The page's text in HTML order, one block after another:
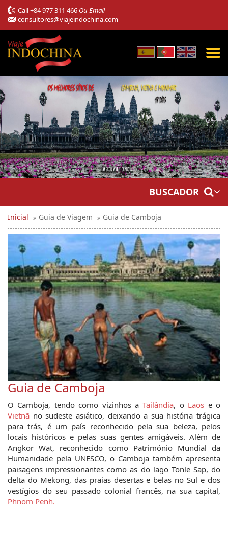
Call+84 977 311 466 Ou Email
consultores@viajeindochina.com
BUSCADOR
Inicial Guia de Viagem Guia de Camboja
Guia de Camboja
O Camboja, tendo como vizinhos aTailândia, o Laos e o
Vietnã no sudeste asiático, deixando a sua história trágica
para trás, é um país reconhecido pela sua beleza, pelos
locais históricos e pelas suas gentes amigáveis. Além de
Angkor Wat, reconhecido como Património Mundial da
Humanidade pela UNESCO, o Camboja também apresenta
paisagens impressionantes como as do lago Tonle Sap, do
delta do Mekong, das praias desertas e belas no Sul e dos
vestígios do seu passado colonial francês, na sua capital,
Phnom Penh.